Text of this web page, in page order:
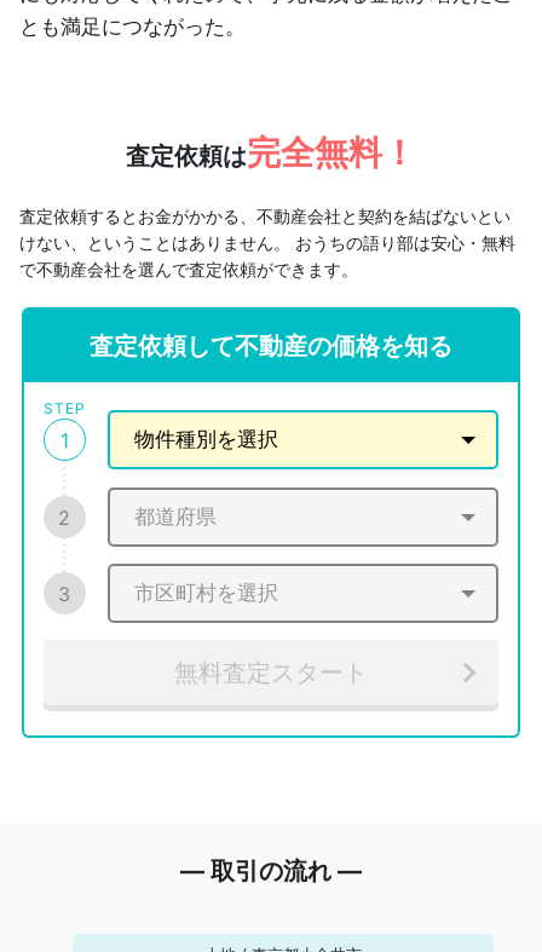
とも満足につながった。
査定依頼は完全無料！
査定依頼するとお金がかかる、不動産会社と契約を結ばないとい
けない、ということはありません。 おうちの語り部は安心・無料
で不動産会社を選んで査定依頼ができます。
査定依頼して不動産の価格を知る
STEP
1
2
3
無料査定スタート
― 取引の流れ ―